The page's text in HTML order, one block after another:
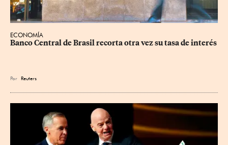
ECONOMÍA
Banco Central de Brasil recorta otra vez su tasa de interés
Por Reuters